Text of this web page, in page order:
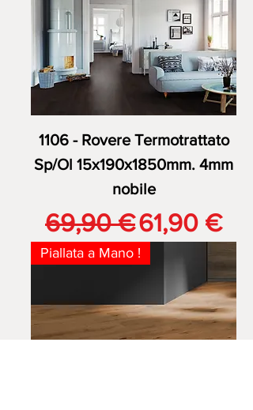
1106 - Rovere Termotrattato
Sp/Ol 15x190x1850mm. 4mm
nobile
Prezzo regolare
69,90 €Prezzo
61,90 €
Piallata a Mano !